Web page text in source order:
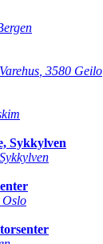
3580 Geilo
Sykkylven
Oslo